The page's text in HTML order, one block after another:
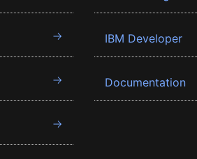
IBM Developer
Documentation